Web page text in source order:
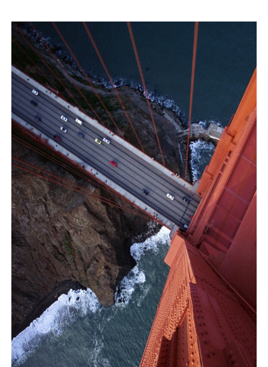
Wallpaper
Pack
3